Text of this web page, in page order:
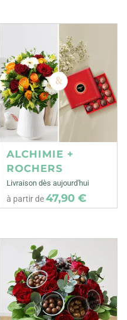
ALCHIMIE +
ROCHERS
Livraison dès aujourd'hui
à partir de47,90 €